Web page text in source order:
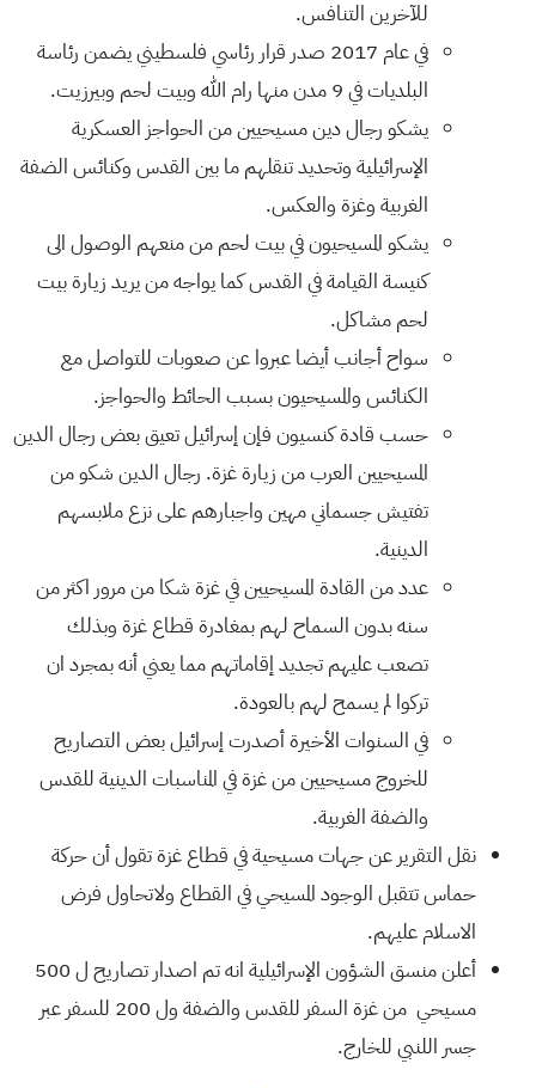
للآخرين التنافس.
في عام 2017 صدر قرار رئاسي فلسطيني يضمن رئاسة
البلديات في 9 مدن منها رام الله وبيت لحم وبيرزيت.
يشكو رجال دين مسيحيين من الحواجز العسكرية
الإسرائيلية وتحديد تنقلهم ما بين القدس وكنائس الضفة
الغربية وغزة والعكس.
يشكو المسيحيون في بيت لحم من منعهم الوصول الى
كنيسة القيامة في القدس كما يواجه من يريد زيارة بيت
لحم مشاكل.
سواح أجانب أيضا عبروا عن صعوبات للتواصل مع
الكنائس والمسيحيون بسبب الحائط والحواجز.
حسب قادة كنسيون فإن إسرائيل تعيق بعض رجال الدين
المسيحيين العرب من زيارة غزة. رجال الدين شكو من
تفتيش جسماني مهين واجبارهم على نزع ملابسهم
الدينية.
عدد من القادة المسيحيين في غزة شكا من مرور اكثر من
سنه بدون السماح لهم بمغادرة قطاع غزة وبذلك
تصعب عليهم تجديد إقاماتهم مما يعني أنه بمجرد ان
تركوا لم يسمح لهم بالعودة.
في السنوات الأخيرة أصدرت إسرائيل بعض التصاريح
للخروج مسيحيين من غزة في المناسبات الدينية للقدس
والضفة الغربية.
نقل التقرير عن جهات مسيحية في قطاع غزة تقول أن حركة
حماس تتقبل الوجود المسيحي في القطاع ولاتحاول فرض
الاسلام عليهم.
أعلن منسق الشؤون الإسرائيلية انه تم اصدار تصاريح ل 500
مسيحي من غزة السفر للقدس والضفة ول 200 للسفر عبر
جسر اللنبي للخارج.